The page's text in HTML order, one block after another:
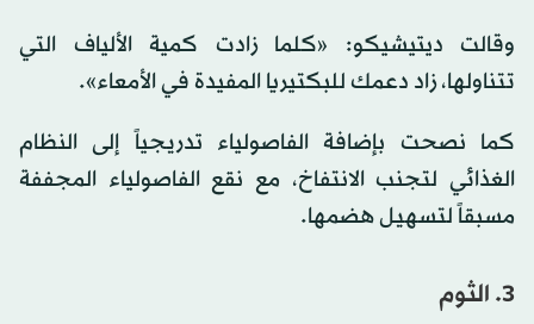
وقالت ديتيشيكو: «كلما زادت كمية الألياف التي
تتناولها، زاد دعمك للبكتيريا المفيدة في الأمعاء».
كما نصحت بإضافة الفاصولياء تدريجياً إلى النظام
الغذائي لتجنب الانتفاخ، مع نقع الفاصولياء المجففة
مسبقاً لتسهيل هضمها.
3. الثوم